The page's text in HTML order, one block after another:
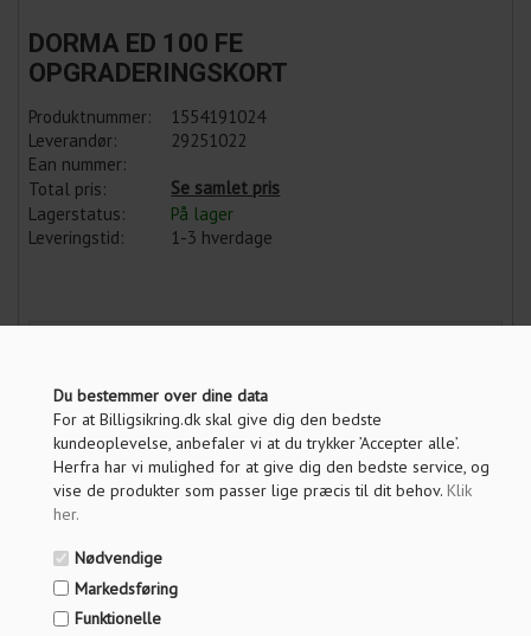
Du bestemmer over dine data
For at Billigsikring.dk skal give dig den bedste
kundeoplevelse, anbefaler vi at du trykker ’Accepter alle’.
Herfra har vi mulighed for at give dig den bedste service, og
vise de produkter som passer lige præcis til dit behov. Klik
her.
Nødvendige
Markedsføring
Funktionelle
DORMA ED 100 FE
OPGRADERINGSKORT
Produktnummer:
1554191024
Leverandør:
29251022
Ean nummer:
Total pris:
Se samlet pris
Lagerstatus:
På lager
Leveringstid:
1-3 hverdage
PRIS VED 1 STK.
4.006,00DKK
Vis pris uden moms
ANTAL